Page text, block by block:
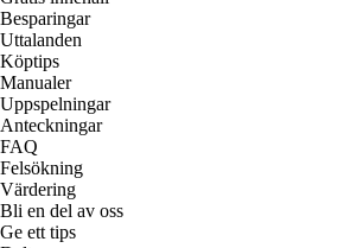
Besparingar
Uttalanden
Köptips
Manualer
Uppspelningar
Anteckningar
FAQ
Felsökning
Värdering
Bli en del av oss
Ge ett tips